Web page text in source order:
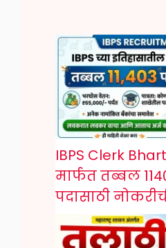
IBPS Clerk
मार्फत तब्बल
पदासाठी